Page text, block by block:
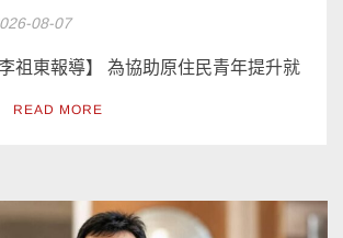
08-07
祖東報導】 為協助原住民青年提升就
READ MORE